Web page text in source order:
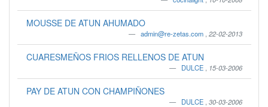
MOUSSE DE ATUN AHUMADO
admin@re-zetas.com 22-02-2013
CUARESMEÑOS FRIOS RELLENOS DE ATUN
DULCE 15-03-2006
PAY DE ATUN CON CHAMPIÑONES
DULCE 30-03-2006